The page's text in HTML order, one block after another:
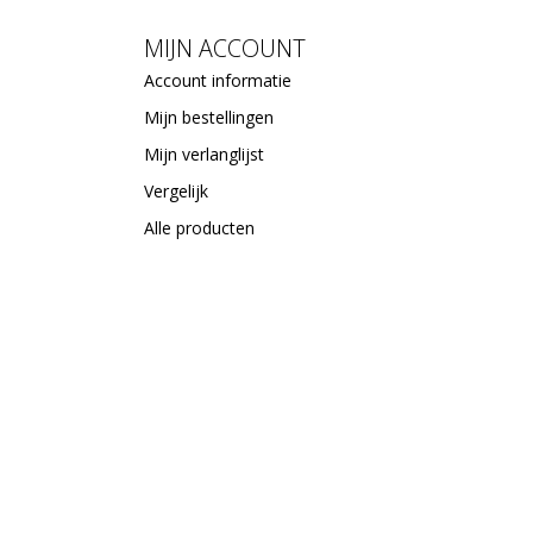
MIJN ACCOUNT
Account informatie
Mijn bestellingen
Mijn verlanglijst
Vergelijk
Alle producten